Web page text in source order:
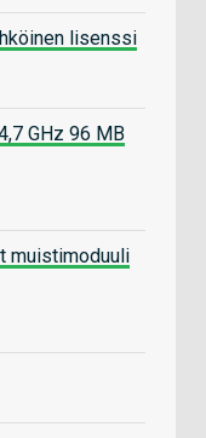
lisenssi
GHz 96 MB
muistimoduuli